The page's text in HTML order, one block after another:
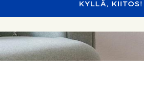
KYLLÄ, KIITOS!